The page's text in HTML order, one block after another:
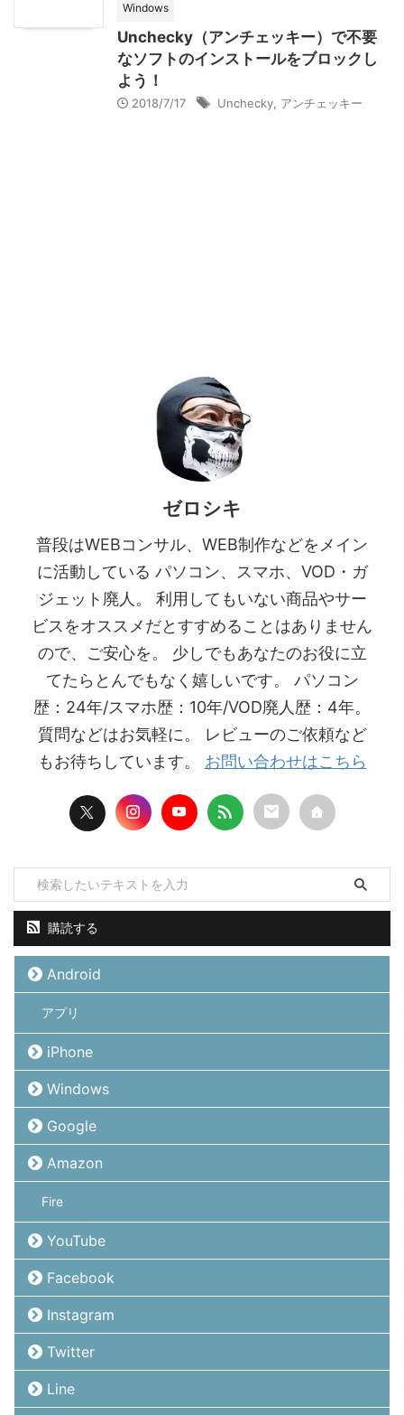
Windows
Unchecky（アンチェッキー）で不要
なソフトのインストールをブロックし
よう！
2018/7/17 Unchecky アンチェッキー
ゼロシキ
普段はWEBコンサル、WEB制作などをメイン
に活動している パソコン、スマホ、VOD・ガ
ジェット廃人。 利用してもいない商品やサー
ビスをオススメだとすすめることはありません
ので、ご安心を。 少しでもあなたのお役に立
てたらとんでもなく嬉しいです。 パソコン
歴：24年/スマホ歴：10年/VOD廃人歴：4年。
質問などはお気軽に。 レビューのご依頼など
もお待ちしています。 お問い合わせはこちら
購読する
Android
アプリ
iPhone
Windows
Google
Amazon
Fire
YouTube
Facebook
Instagram
Twitter
Line